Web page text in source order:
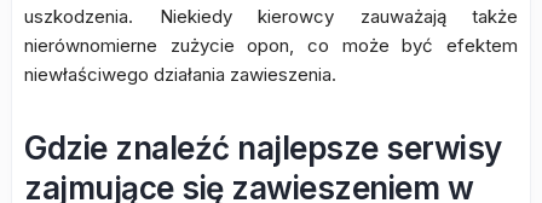
uszkodzenia. Niekiedy kierowcy zauważają także
nierównomierne zużycie opon, co może być efektem
niewłaściwego działania zawieszenia.
Gdzie znaleźć najlepsze serwisy
zajmujące się zawieszeniem w